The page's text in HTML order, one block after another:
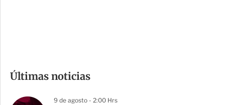
p
a
Últimas noticias
9 de agosto - 2:00 Hrs